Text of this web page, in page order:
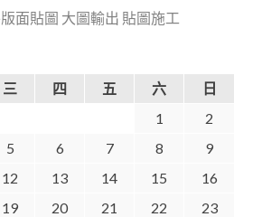
面貼圖 大圖輸出 貼圖施工
三 四 五 六
日
1
2
5 6 7 8
9
12 13 14 15
16
19 20 21 22
23